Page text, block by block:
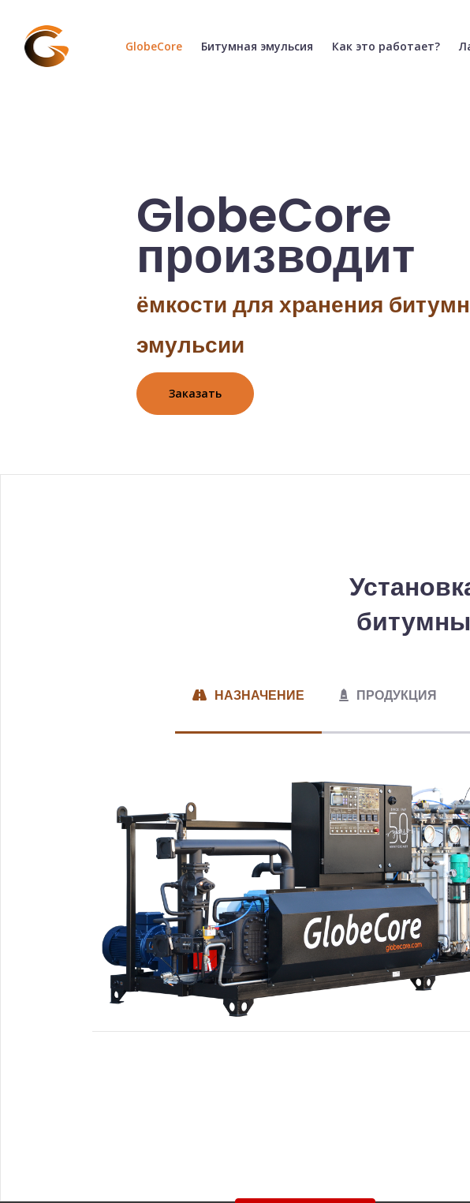
GlobeCore(текущая)
Битумная эмульсия (текущая)
Как это работает?
GlobeCore
производит
распылители битумной
Заказать
НАЗНАЧЕНИЕ ПРОДУКЦИЯ